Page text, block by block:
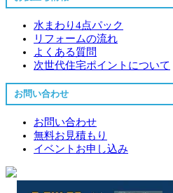
水まわり4点パック
リフォームの流れ
よくある質問
次世代住宅ポイントについて
お問い合わせ
お問い合わせ
無料お見積もり
イベントお申し込み